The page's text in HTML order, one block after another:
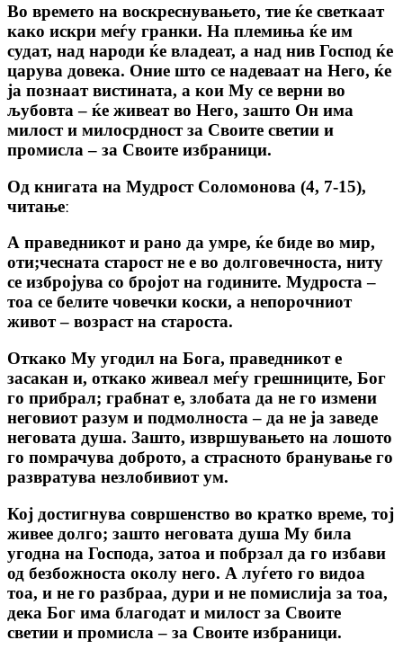
Во времето на воскреснувањето, тие ќе светкаат
како искри меѓу гранки. На племиња ќе им
судат, над народи ќе владеат, а над нив Господ ќе
царува довека. Оние што се надеваат на Него, ќе
ја познаат вистината, а кои Му се верни во
љубовта – ќе живеат во Него, зашто Он има
милост и милосрдност за Своите светии и
промисла – за Своите избраници.
Од книгата на Мудрост Соломонова (4, 7-15),
читањеː
А праведникот и рано да умре, ќе биде во мир,
оти;чесната старост не е во долговечноста, ниту
се избројува со бројот на годините. Мудроста –
тоа се белите човечки коски, а непорочниот
живот – возраст на староста.
Откако Му угодил на Бога, праведникот е
засакан и, откако живеал меѓу грешниците, Бог
го прибрал; грабнат е, злобата да не го измени
неговиот разум и подмолноста – да не ја заведе
неговата душа. Зашто, извршувањето на лошото
го помрачува доброто, а страсното бранување го
развратува незлобивиот ум.
Кој достигнува совршенство во кратко време, тој
живее долго; зашто неговата душа Му била
угодна на Господа, затоа и побрзал да го избави
од безбожноста околу него. А луѓето го видоа
тоа, и не го разбраа, дури и не помислија за тоа,
дека Бог има благодат и милост за Своите
светии и промисла – за Своите избраници.